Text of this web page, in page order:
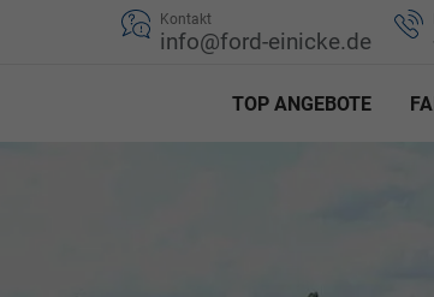
Kontakt
info@ford-einicke.de
TOP ANGEBOTE